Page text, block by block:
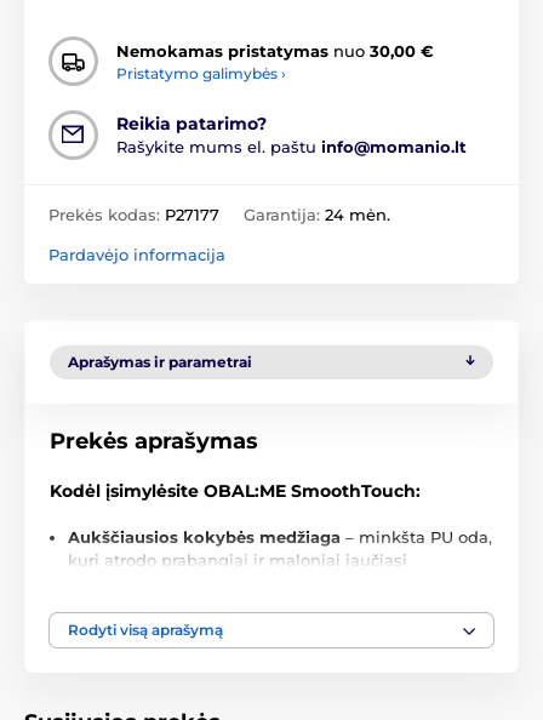
Nemokamas pristatymas nuo 30,00 €
Pristatymo galimybės ›
Reikia patarimo?
Rašykite mums el. paštu info@momanio.lt
Prekės kodas: P27177 Garantija: 24 mėn.
Pardavėjo informacija
Aprašymas ir parametrai
Prekės aprašymas
Kodėl įsimylėsite OBAL:ME SmoothTouch:
Aukščiausios kokybės medžiaga – minkšta PU oda,
kuri atrodo prabangiai ir maloniai jaučiasi
nuo kritimų, įbrėžimų ir kasdienio nusidėvėjimo
Praktiška kišenėlė– ideali mokėjimo kortelei,
Magnetinis užsegimas
Rodyti visą aprašymą